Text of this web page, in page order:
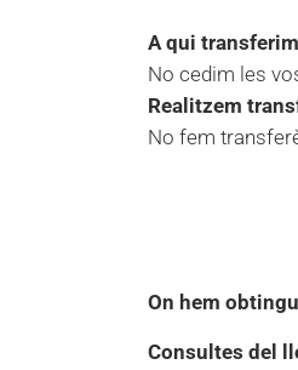
A qui
No cedim les
Realitzem
No fem
On hem
Consultes del